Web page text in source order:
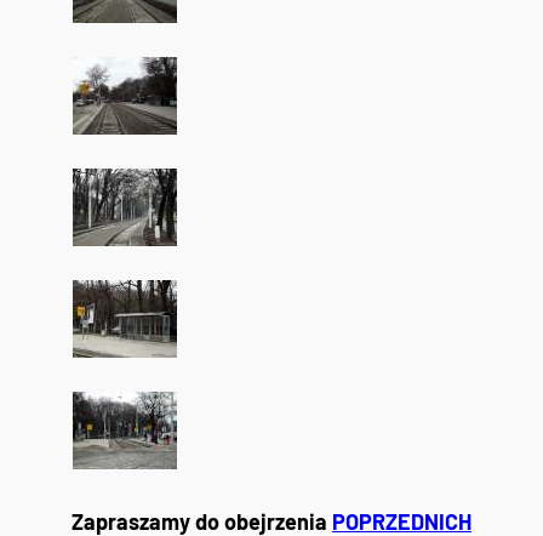
Zapraszamy do obejrzenia POPRZEDNICH